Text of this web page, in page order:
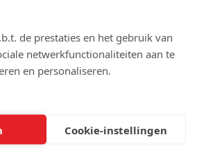
de prestaties en het gebruik van
netwerkfunctionaliteiten aan te
en personaliseren.
Cookie-instellingen